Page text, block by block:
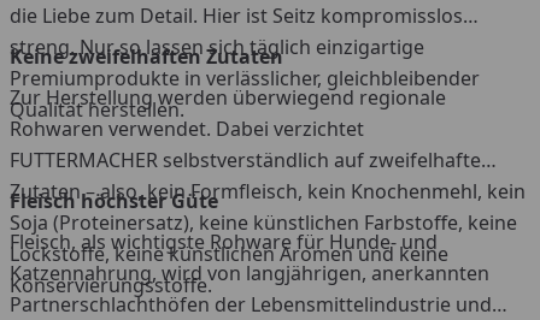
die Liebe zum Detail. Hier ist Seitz kompromisslos
streng. Nur so lassen sich täglich einzigartige
Premiumprodukte in verlässlicher, gleichbleibender
Qualität herstellen.
Keine zweifelhaften Zutaten
Zur Herstellung werden überwiegend regionale
Rohwaren verwendet. Dabei verzichtet
FUTTERMACHER selbstverständlich auf zweifelhafte
Zutaten – also, kein Formfleisch, kein Knochenmehl, kein
Soja (Proteinersatz), keine künstlichen Farbstoffe, keine
Lockstoffe, keine künstlichen Aromen und keine
Konservierungsstoffe.
Fleisch höchster Güte
Fleisch, als wichtigste Rohware für Hunde- und
Katzennahrung, wird von langjährigen, anerkannten
Partnerschlachthöfen der Lebensmittelindustrie und